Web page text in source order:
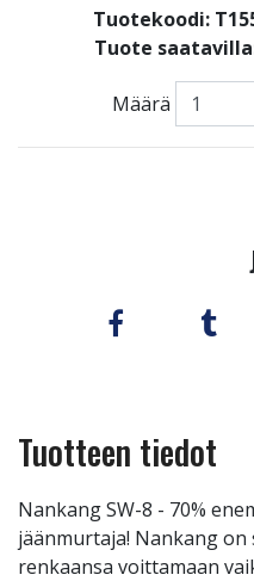
Tuotekoodi:
Tuote
Määrä
Tuotteen tiedot
Nankang SW-8 - 70%
jäänmurtaja! Nankang
renkaansa voittamaan